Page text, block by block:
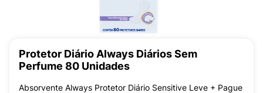
Protetor Diário Always Diários Sem
Perfume 80 Unidades
Absorvente Always Protetor Diário Sensitive Leve + Pague